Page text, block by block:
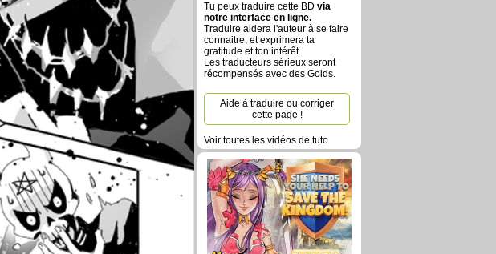
Tu peux traduire cette BD via
notre interface en ligne.
Traduire aidera l'auteur à se faire
connaitre, et exprimera ta
gratitude et ton intérêt.
Les traducteurs sérieux seront
récompensés avec des Golds.
Aide à traduire ou corriger
cette page !
Voir toutes les vidéos de tuto